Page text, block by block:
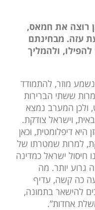
רוצה את חמאס,
עזה. מבחינתם
ולהמליך
מוזר, להתמודד
ששתי הברירות
ולכן המערב נמצא
וישראל צודקת.
דיפלומטית, וכאן
למרות שמטרתו של
חיסול ישראל כמדינה
גרוע יותר. מה
כה קשה, עדיף
להישאר בתמונה,
אחדות”.